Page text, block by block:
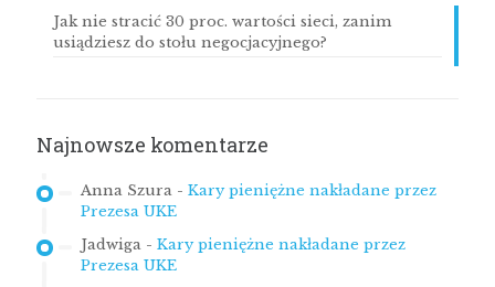
Jak nie stracić 30 proc. wartości sieci, zanim
usiądziesz do stołu negocjacyjnego?
Najnowsze komentarze
Anna Szura - Kary pieniężne nakładane przez
Prezesa UKE
Jadwiga - Kary pieniężne nakładane przez
Prezesa UKE